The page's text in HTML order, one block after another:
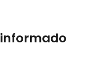
informado